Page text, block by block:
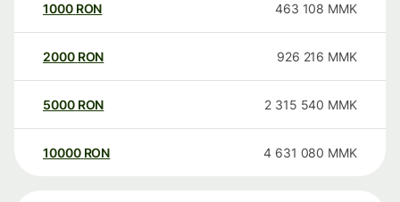
1000 RON 463 108 MMK
2000 RON 926 216 MMK
5000 RON 2 315 540 MMK
10000 RON 4 631 080 MMK